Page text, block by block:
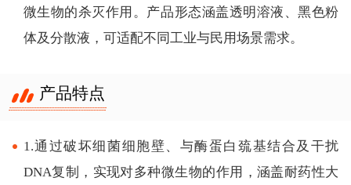
微生物的杀灭作用。产品形态涵盖透明溶液、黑色粉
体及分散液，可适配不同工业与民用场景需求。
产品特点
1.通过破坏细菌细胞壁、与酶蛋白巯基结合及干扰
DNA复制，实现对多种微生物的作用，涵盖耐药性大